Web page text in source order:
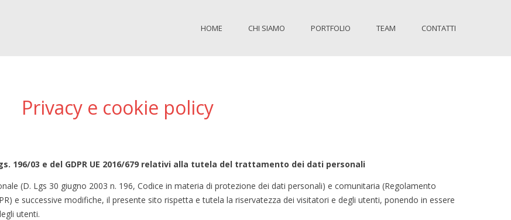
HOME CHI SIAMO PORTFOLIO TEAM CONTATTI
Privacy e cookie policy
196/03 e del GDPR UE 2016/679 relativi alla tutela del trattamento dei dati personali
(D. Lgs 30 giugno 2003 n. 196, Codice in materia di protezione dei dati personali) e comunitaria (Regolamento
e successive modifiche, il presente sito rispetta e tutela la riservatezza dei visitatori e degli utenti, ponendo in essere
utenti.